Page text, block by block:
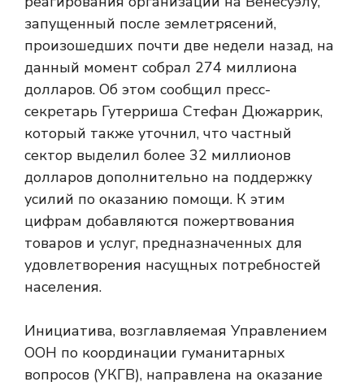
запущенный после землетрясений,
произошедших почти две недели назад, на
данный момент собрал 274 миллиона
долларов. Об этом сообщил пресс-
секретарь Гутерриша Стефан Дюжаррик,
который также уточнил, что частный
сектор выделил более 32 миллионов
долларов дополнительно на поддержку
усилий по оказанию помощи. К этим
цифрам добавляются пожертвования
товаров и услуг, предназначенных для
удовлетворения насущных потребностей
населения.
Инициатива, возглавляемая Управлением
ООН по координации гуманитарных
вопросов (УКГВ), направлена ​​на оказание